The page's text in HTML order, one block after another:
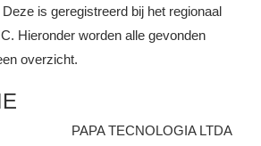
Deze is geregistreerd bij het regionaal
Hieronder worden alle gevonden
overzicht.
PAPA TECNOLOGIA LTDA